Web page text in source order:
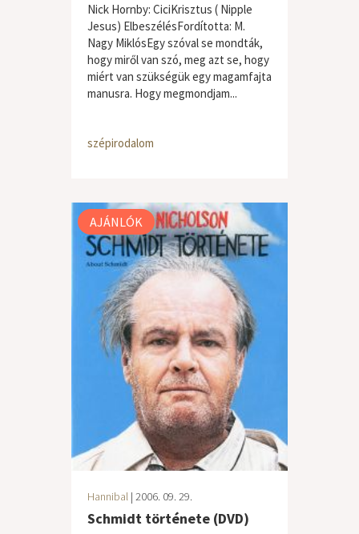
Nick Hornby: CiciKrisztus ( Nipple
Jesus) ElbeszélésFordította: M.
Nagy MiklósEgy szóval se mondták,
hogy miről van szó, meg azt se, hogy
miért van szükségük egy magamfajta
manusra. Hogy megmondjam...
szépirodalom
AJÁNLÓK
Hannibal | 2006. 09. 29.
Schmidt története (DVD)